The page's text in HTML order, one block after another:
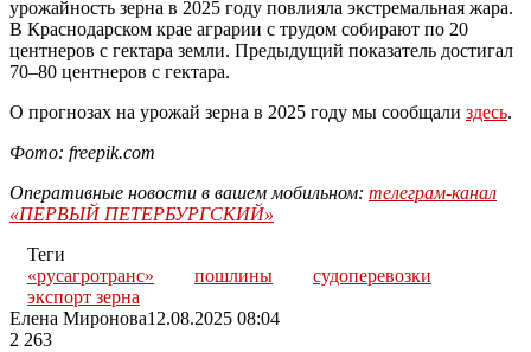
урожайность зерна в 2025 году повлияла экстремальная жара.
В Краснодарском крае аграрии с трудом собирают по 20
центнеров с гектара земли. Предыдущий показатель достигал
70–80 центнеров с гектара.
О прогнозах на урожай зерна в 2025 году мы сообщали здесь.
Фото: freepik.com
Оперативные новости в вашем мобильном: телеграм-канал
«ПЕРВЫЙ ПЕТЕРБУРГСКИЙ»
Теги
«русагротранс»
пошлины
судоперевозки
экспорт зерна
Елена Миронова12.08.2025 08:04
2 263